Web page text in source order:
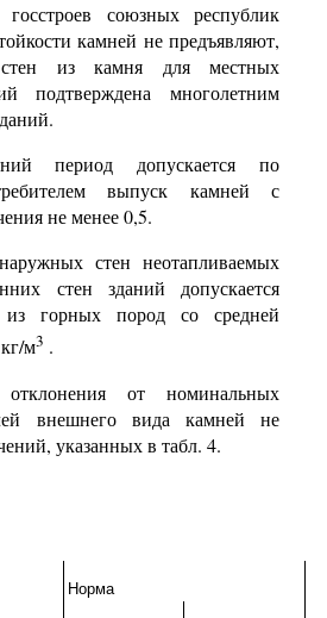
союзных республик
камней не предъявляют,
стен из камня для местных
подтверждена многолетним
период допускается по
выпуск камней с
не менее0,5.
стен неотапливаемых
стен зданий допускается
из горных пород со средней
кг/м3 .
от номинальных
внешнего вида камней не
указанных в табл. 4.
Норма